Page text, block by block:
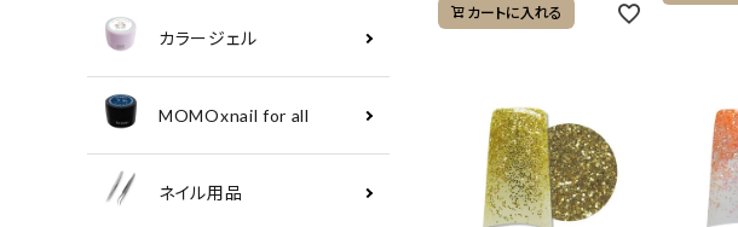
カラージェル
MOMOxnail for all
ネイル用品
カートに入れる